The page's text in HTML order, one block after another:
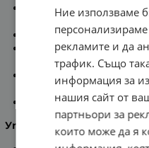
Предпазва от
Оставя кожата суха.
Съдържа специална
и алуминиеви
С текстура,
да оставя бели
Хипоалергенен
Употреба:
Ние използваме
рекламите и да
трафик. Също
информация за
нашия сайт от
партньори за
които може да я